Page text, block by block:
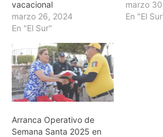
vacacional
marzo 26, 2024
En "El Sur"
marzo
En "El
Arranca Operativo de
Semana Santa 2025 en